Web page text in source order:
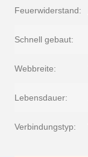
Feuerwiderstand:
Schnell gebaut:
Webbreite:
Lebensdauer:
Verbindungstyp: